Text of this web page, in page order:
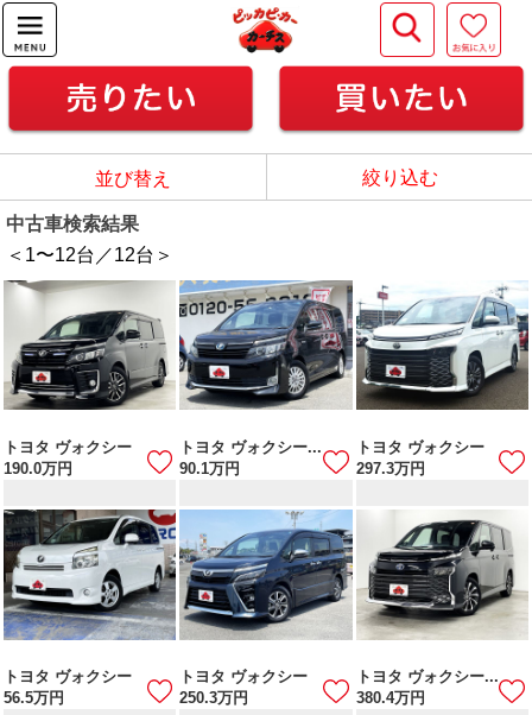
並び替え 絞り込む
中古車検索結果
＜1〜12台／12台＞
トヨタ ヴォクシー
190.0万円
トヨタ ヴォクシー...
90.1万円
トヨタ ヴォクシー
297.3万円
トヨタ ヴォクシー
56.5万円
トヨタ ヴォクシー
250.3万円
トヨタ ヴォクシー...
380.4万円